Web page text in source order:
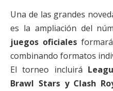
Una de las grandes
es la ampliación del
juegos oficiales
combinando formatos
El torneo incluirá
Brawl Stars y Clash